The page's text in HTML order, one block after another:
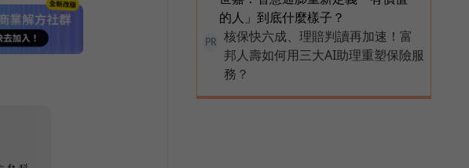
的人」到底什麼樣子？
PR
核保快六成、理賠判讀再加速！富
邦人壽如何用三大AI助理重塑保險服
務？